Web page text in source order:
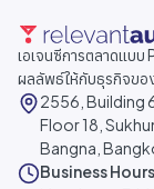
เอเจนซีการตลาดแบ
ผลลัพธ์ให้กับธุรกิจข
2556, Building
Floor 18,
Bangna,
Business